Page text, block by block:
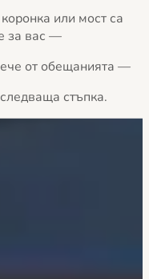
или мост са
за вас —
от обещанията —
стъпка.